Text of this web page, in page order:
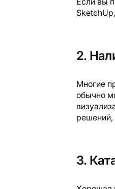
2.
Многие
обычно
решений,
3.